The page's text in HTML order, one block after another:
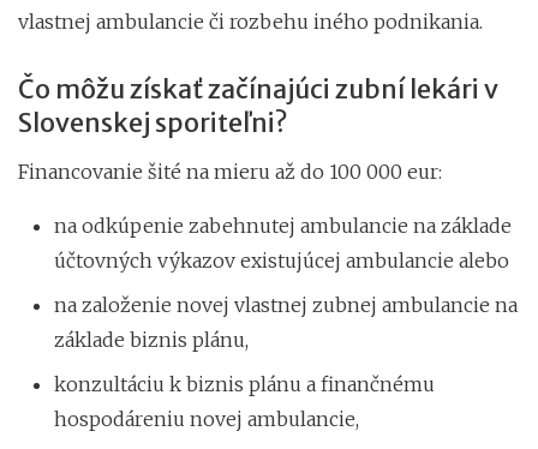
vlastnej ambulancie či rozbehu iného podnikania.
Čo môžu získať začínajúci zubní lekári v
Slovenskej sporiteľni?
Financovanie šité na mieru až do 100 000 eur:
na odkúpenie zabehnutej ambulancie na základe
účtovných výkazov existujúcej ambulancie alebo
na založenie novej vlastnej zubnej ambulancie na
základe biznis plánu,
konzultáciu k biznis plánu a finančnému
hospodáreniu novej ambulancie,